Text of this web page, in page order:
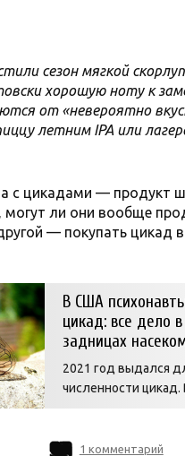
сезон мягкой
хорошую ноту к
от «невероятно
летним IPA или
с цикадами — продукт
ли они вообще
— покупать
В США
цикад: все дело
задницах
2021 год выдался
численности цикад.
1 комментарий